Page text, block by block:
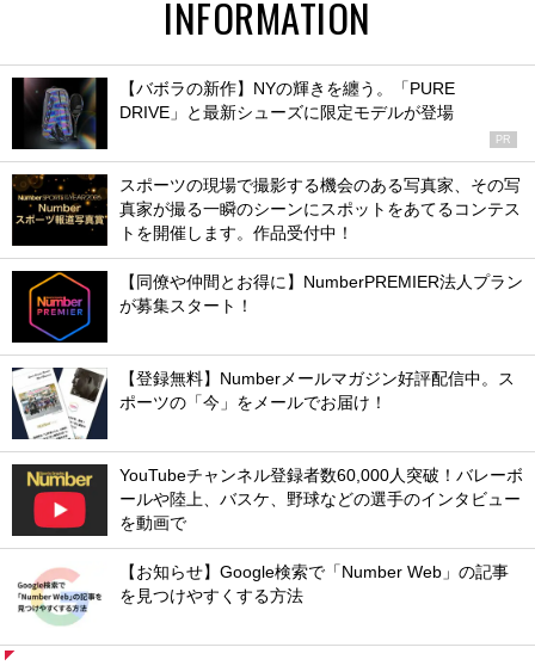
INFORMATION
【バボラの新作】NYの輝きを纏う。「PURE
DRIVE」と最新シューズに限定モデルが登場
PR
スポーツの現場で撮影する機会のある写真家、その写
真家が撮る一瞬のシーンにスポットをあてるコンテス
トを開催します。作品受付中！
【同僚や仲間とお得に】NumberPREMIER法人プラン
が募集スタート！
【登録無料】Numberメールマガジン好評配信中。ス
ポーツの「今」をメールでお届け！
YouTubeチャンネル登録者数60,000人突破！バレーボ
ールや陸上、バスケ、野球などの選手のインタビュー
を動画で
【お知らせ】Google検索で「Number Web」の記事
を見つけやすくする方法